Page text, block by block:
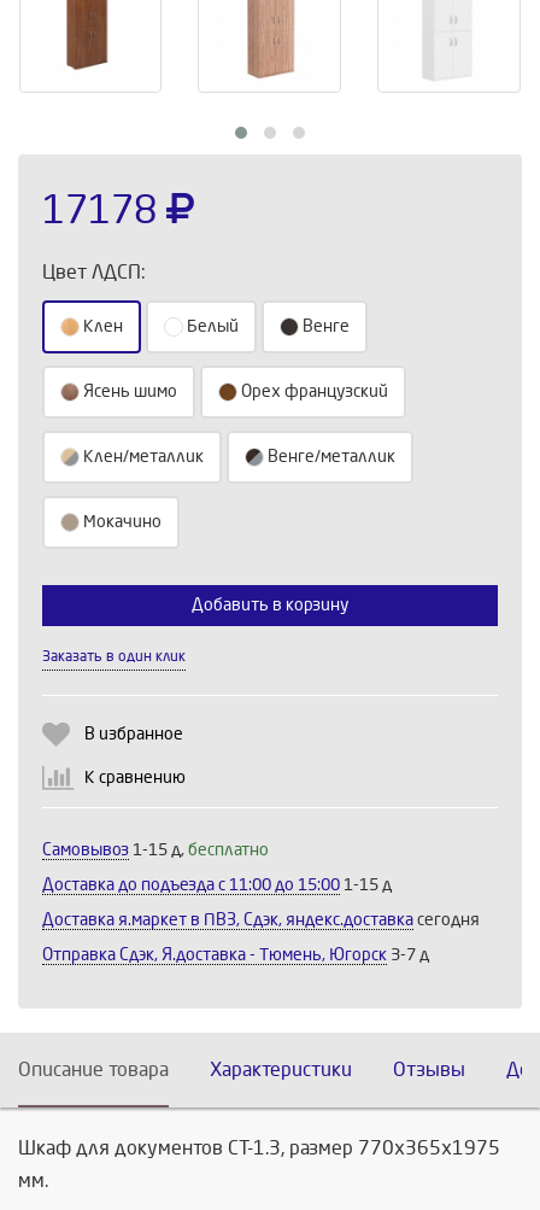
17178
Цвет ЛДСП:
Клен Белый Венге
Ясень шимо Орех французский
Клен/металлик Венге/металлик
Мокачино
Продолжить Отмена
Добавить в корзину
Заказать в один клик
В избранное
К сравнению
Самовывоз 1-15 д, бесплатно
Доставка до подъезда c 11:00 до 15:00 1-15 д
Доставка я.маркет в ПВЗ, Сдэк, яндекс.доставка сегодня
Отправка Сдэк, Я.доставка - Тюмень, Югорск 3-7 д
Описание товара Характеристики Отзывы
Шкаф для документов СТ-1.3, размер 770х365х1975
мм.